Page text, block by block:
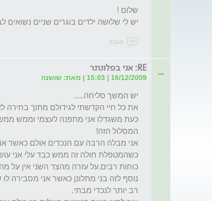
יש לי שלושה ילדים בוגרים שניים נשואים
תגובה
RE: אני בפלונתר
16/12/2009 | 15:03 | מאת: שושנה